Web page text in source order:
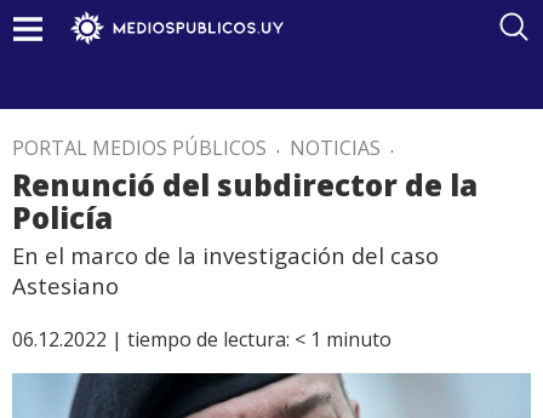
PORTAL MEDIOS PÚBLICOS . NOTICIAS .
Renunció del subdirector de la
Policía
En el marco de la investigación del caso
Astesiano
06.12.2022 | tiempo de lectura: < 1 minuto